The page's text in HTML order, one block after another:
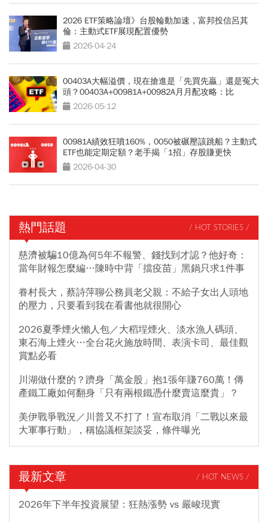
2026 ETF策略論壇》台股輪動加速，富邦投信呂其
倫：主動式ETF展現配置優勢
2026-04-24
00403A大幅溢價，現在搶進是「先買先贏」還是冤大
頭？00403A+00981A+00982A月月配攻略：比
0056、00878、00919更強？
2026-05-12
00981A績效狂噴160%，0050被碾壓該跳船？主動式
ETF也能定期定額？老手揭「1招」存股賺更快
2026-04-30
熱門話題 / HOT STORIES /
慈濟被騙10億為何5年不報警、錢找到才認？他好奇：
當年財報怎麼編…陳時中背「擋疫苗」黑鍋只求1件事
眷村長大，蔡詩萍聊公務員老父親：不給子女出人頭地
的壓力，只要看到我在看書他就很開心
2026夏季煙火懶人包／大稻埕煙火、淡水漁人碼頭、
東石海上煙火…全台花火施放時間、表演卡司、最佳觀
賞點必看
川湖做什麼的？躋身「萬金股」抱1張年賺760萬！傳
產鐵工廠如何翻身「只有兩根鐵憑什麼賣這麼貴」？
美伊戰爭戰況／川普又不打了！宣布取消「二戰以來最
大軍事行動」，稱協議框架談妥，條件曝光
最新文章 / HOT NEWS /
2026年下半年投資展望：狂熱漲勢 vs 嚴峻現實